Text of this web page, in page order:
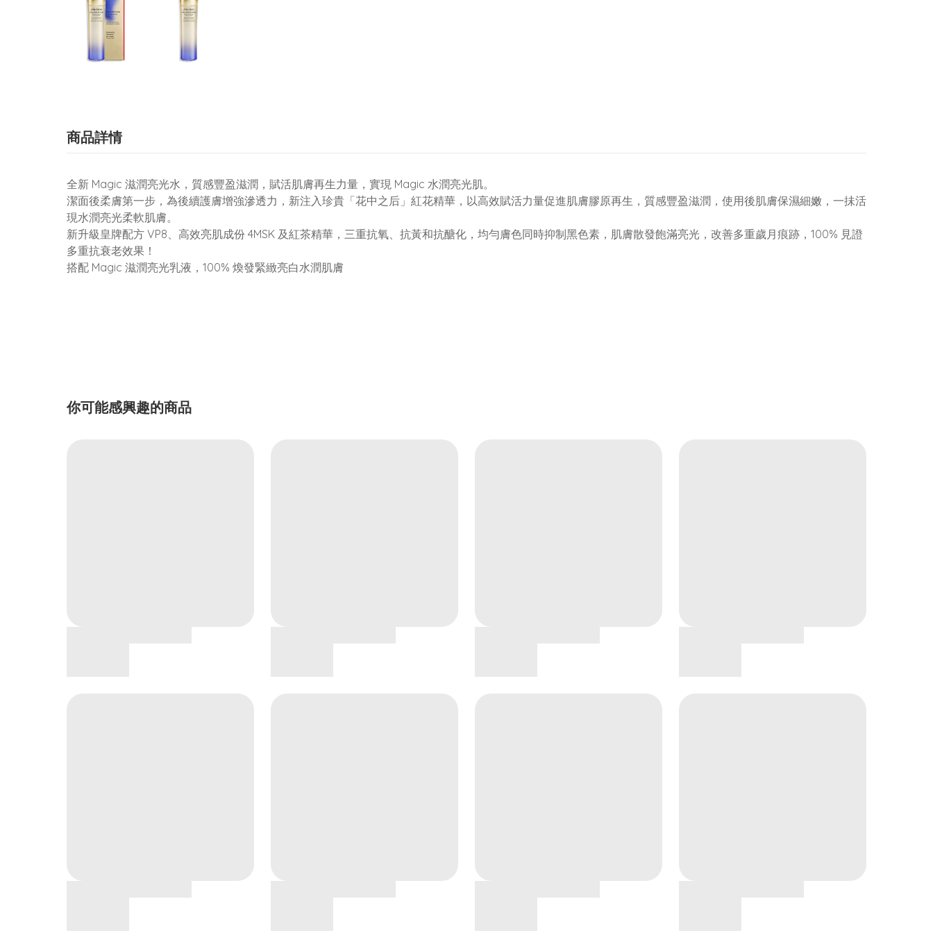
商品詳情
全新 Magic 滋潤亮光水，質感豐盈滋潤，賦活肌膚再生力量，實現 Magic 水潤亮光肌。
潔面後柔膚第一步，為後續護膚增強滲透力，新注入珍貴「花中之后」紅花精華，以高效賦活力量促進肌膚膠原再生，質感豐盈滋潤，使用後肌膚保濕細嫩，一抺活
現水潤亮光柔軟肌膚。
新升級皇牌配方 VP8、高效亮肌成份 4MSK 及紅茶精華，三重抗氧、抗黃和抗醣化，均勻膚色同時抑制黑色素，肌膚散發飽滿亮光，改善多重歲月痕跡，100% 見證
多重抗衰老效果！
搭配 Magic 滋潤亮光乳液，100% 煥發緊緻亮白水潤肌膚
你可能感興趣的商品